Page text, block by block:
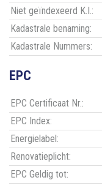
Niet geïndexeerd K.I.:
Kadastrale benaming:
Kadastrale Nummers:
EPC
EPC Certificaat Nr.:
EPC Index:
Energielabel:
Renovatieplicht:
EPC Geldig tot: